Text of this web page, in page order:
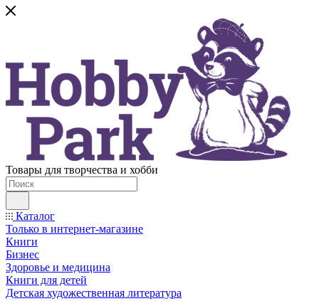
Товары для творчества и хобби
Каталог
Только в интернет-магазине
Книги
Бизнес
Здоровье и медицина
Книги для детей
Детская художественная литература